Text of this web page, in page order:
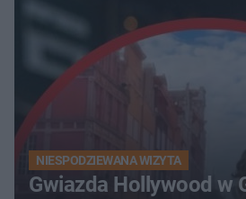
NIESPODZIEWANA WIZYTA
Gwiazda Hollywood w